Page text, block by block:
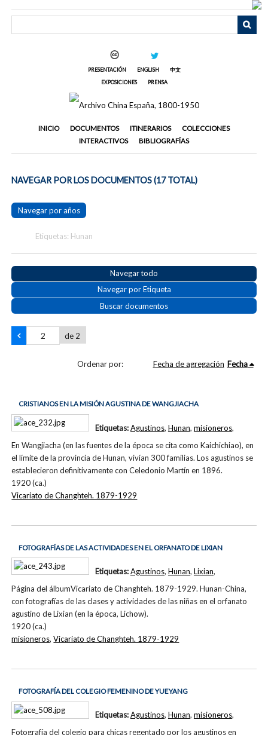
PRESENTACIÓN ENGLISH
中文
EXPOSICIONES
PRENSA
INICIO DOCUMENTOS ITINERARIOS
COLECCIONES
INTERACTIVOS
BIBLIOGRAFÍAS
NAVEGAR POR LOS DOCUMENTOS (17 TOTAL)
Navegar por años
Etiquetas: Hunan
Navegar todo
Navegar por Etiqueta
Buscar documentos
de 2
Ordenar por: Fecha de agregación Fecha
CRISTIANOS EN LA MISIÓN AGUSTINA DE WANGJIACHA
En Wangjiacha (en las fuentes de la época se cita como Kaichichiao), en
el límite de la provincia de Hunan, vivían 300 familias. Los agustinos se
establecieron definitivamente con Celedonio Martín en 1896.
1920 (ca.)
Etiquetas:Agustinos, Hunan, misioneros,
Vicariato de Changhteh. 1879-1929
FOTOGRAFÍAS DE LAS ACTIVIDADES EN EL ORFANATO DE LIXIAN
Página del álbumVicariato de Changhteh. 1879-1929. Hunan-China,
con fotografías de las clases y actividades de las niñas en el orfanato
agustino de Lixian (en la época, Lichow).
1920 (ca.)
Etiquetas:Agustinos, Hunan, Lixian,
misioneros,Vicariato de Changhteh. 1879-1929
FOTOGRAFÍA DEL COLEGIO FEMENINO DE YUEYANG
Fotografía del colegio para chicas regentado por los agustinos en
Etiquetas:Agustinos, Hunan, misioneros,